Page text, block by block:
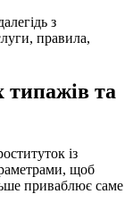
з
правила,
типажів та
із
щоб
приваблює саме